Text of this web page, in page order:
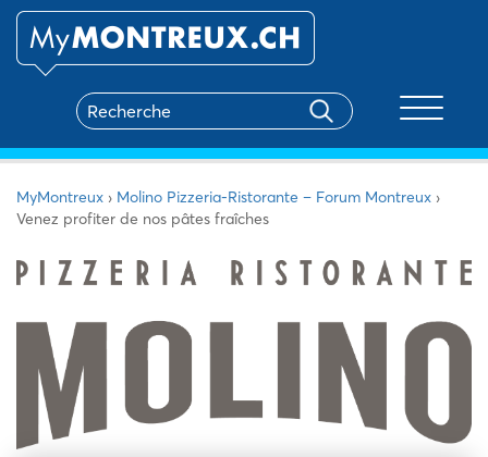
MyMontreux › Molino Pizzeria-Ristorante – Forum Montreux ›
Venez profiter de nos pâtes fraîches